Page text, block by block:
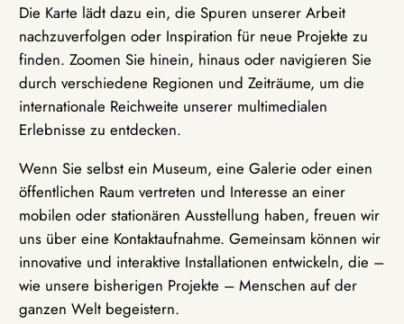
Die Karte lädt dazu ein, die Spuren unserer Arbeit
nachzuverfolgen oder Inspiration für neue Projekte zu
finden. Zoomen Sie hinein, hinaus oder navigieren Sie
durch verschiedene Regionen und Zeiträume, um die
internationale Reichweite unserer multimedialen
Erlebnisse zu entdecken.
Wenn Sie selbst ein Museum, eine Galerie oder einen
öffentlichen Raum vertreten und Interesse an einer
mobilen oder stationären Ausstellung haben, freuen wir
uns über eine Kontaktaufnahme. Gemeinsam können wir
innovative und interaktive Installationen entwickeln, die –
wie unsere bisherigen Projekte – Menschen auf der
ganzen Welt begeistern.